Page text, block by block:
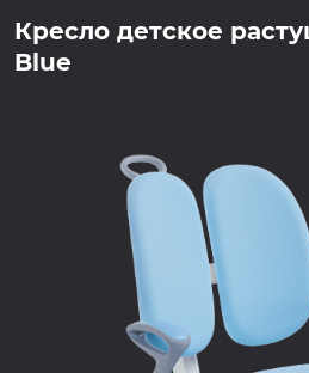
Кресло детское
Blue